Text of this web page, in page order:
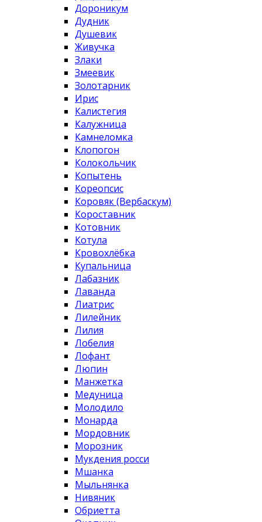
Дороникум
Дудник
Душевик
Живучка
Злаки
Змеевик
Золотарник
Ирис
Калистегия
Калужница
Камнеломка
Клопогон
Колокольчик
Копытень
Кореопсис
Коровяк (Вербаскум)
Короставник
Котовник
Котула
Кровохлёбка
Купальница
Лабазник
Лаванда
Лиатрис
Лилейник
Лилия
Лобелия
Лофант
Люпин
Манжетка
Медуница
Молодило
Монарда
Мордовник
Морозник
Мукдения росси
Мшанка
Мыльнянка
Нивяник
Обриетта